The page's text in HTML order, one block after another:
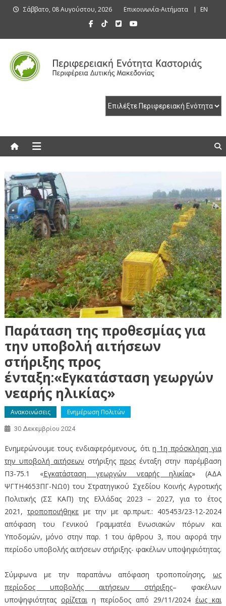
Σάββατο, 08 Αυγούστου, 2026 Επικοινωνία-Αιτήματα EN
Παράταση της προθεσμίας για
την υποβολή αιτήσεων
στήριξης προς
ένταξη:«Εγκατάσταση γεωργών
νεαρής ηλικίας»
Ανακοινώσεις Ενημέρωση Πολιτών
30 Δεκεμβρίου 2024
Ενημερώνουμε τους ενδιαφερόμενους, ότιη 1η πρόσκληση για
την υποβολή αιτήσεων στήριξηςπρος ένταξη στην παρέμβαση
Π3-75.1 «Εγκατάσταση γεωργών νεαρής ηλικίας» (ΑΔΑ
ΨΓΤΗ4653ΠΓ-ΝΩ0) του Στρατηγικού Σχεδίου Κοινής Αγροτικής
Πολιτικής (ΣΣ ΚΑΠ) της Ελλάδας 2023 – 2027, για το έτος
2021, τροποποιήθηκεμε την με αρ.πρωτ.: 405453/23-12-2024
απόφαση του Γενικού Γραμματέα Ενωσιακών πόρων και
Υποδομών, μόνο στην παρ. 1 του άρθρου 3, που αφορά την
περίοδο υποβολής αιτήσεων στήριξης- φακέλων υποψηφιότητας.
Σύμφωνα με την παραπάνω απόφαση τροποποίησης,ως
περίοδος υποβολής αιτήσεων στήριξης– φακέλων
υποψηφιότητας ορίζεταιη περίοδος από 29/11/2024έως και